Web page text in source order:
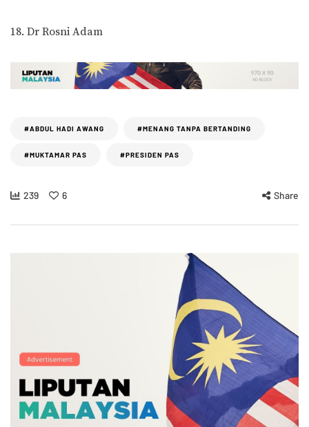
18. Dr Rosni Adam
#ABDUL HADI AWANG #MENANG TANPA BERTANDING
#MUKTAMAR PAS #PRESIDEN PAS
239 6 Share